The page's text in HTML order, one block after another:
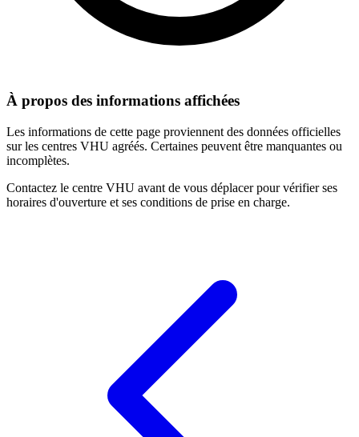
À propos des informations affichées
Les informations de cette page proviennent des données officielles
sur les centres VHU agréés. Certaines peuvent être manquantes ou
incomplètes.
Contactez le centre VHU avant de vous déplacer pour vérifier ses
horaires d'ouverture et ses conditions de prise en charge.